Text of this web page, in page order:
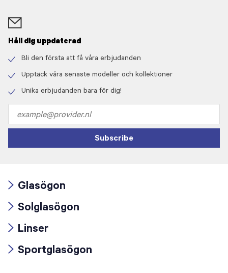
Håll dig uppdaterad
icon
Bli den första att få våra erbjudanden
icon
Upptäck våra senaste modeller och kollektioner
Unika erbjudanden bara för dig!
address
Subscribe
icon
Glasögon
icon
Solglasögon
icon
Linser
Sportglasögon